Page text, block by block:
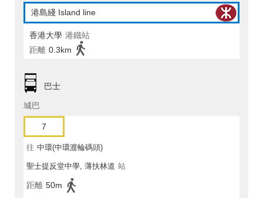
港島綫 Island line
香港大學 港鐵站
距離 0.3km
巴士
城巴
7
往 中環(中環渡輪碼頭)
聖士提反堂中學, 薄扶林道 站
距離 50m